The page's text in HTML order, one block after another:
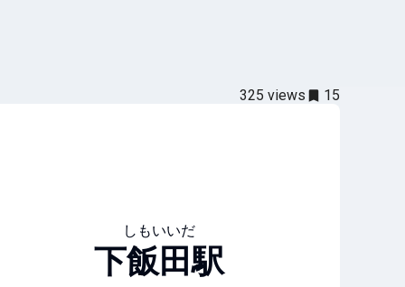
325 views 15
しもいいだ
下飯田駅